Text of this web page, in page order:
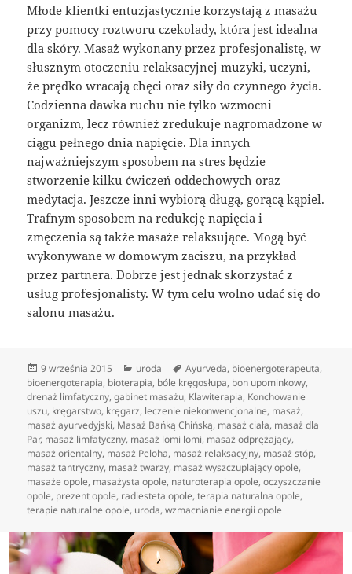
Młode klientki entuzjastycznie korzystają z masażu
przy pomocy roztworu czekolady, która jest idealna
dla skóry. Masaż wykonany przez profesjonalistę, w
słusznym otoczeniu relaksacyjnej muzyki, uczyni,
że prędko wracają chęci oraz siły do czynnego życia.
Codzienna dawka ruchu nie tylko wzmocni
organizm, lecz również zredukuje nagromadzone w
ciągu pełnego dnia napięcie. Dla innych
najważniejszym sposobem na stres będzie
stworzenie kilku ćwiczeń oddechowych oraz
medytacja. Jeszcze inni wybiorą długą, gorącą kąpiel.
Trafnym sposobem na redukcję napięcia i
zmęczenia są także masaże relaksujące. Mogą być
wykonywane w domowym zaciszu, na przykład
przez partnera. Dobrze jest jednak skorzystać z
usług profesjonalisty. W tym celu wolno udać się do
salonu masażu.
Data
publikacji
9 września 2015 Kategorie
uroda Tagi
Ayurveda, bioenergoterapeuta,
bioenergoterapia, bioterapia, bóle kręgosłupa, bon upominkowy,
drenaż limfatyczny,gabinet masażu, Klawiterapia, Konchowanie
uszu, kręgarstwo, kręgarz, leczenie niekonwencjonalne, masaż,
masaż ayurvedyjski, Masaż Bańką Chińską, masaż ciała, masaż dla
Par, masaż limfatyczny, masaż lomi lomi, masaż odprężający,
masaż orientalny, masaż Peloha, masaż relaksacyjny, masaż stóp,
masaż tantryczny, masaż twarzy, masaż wyszczuplający opole,
masaże opole, masażysta opole, naturoterapia opole,oczyszczanie
opole, prezent opole, radiesteta opole,terapia naturalna opole,
terapie naturalne opole, uroda,wzmacnianie energii opole